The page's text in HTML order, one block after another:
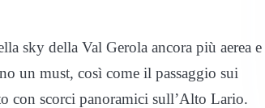
sky della Val Gerola ancora più aerea e
un must, così come il passaggio sui
con scorci panoramici sull’Alto Lario.